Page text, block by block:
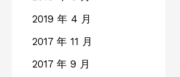
2019 年 4 月
2017 年 11 月
2017 年 9 月